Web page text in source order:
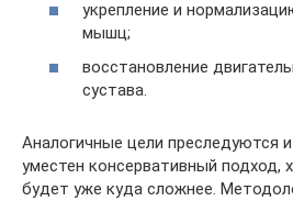
укрепление и
мышц;
восстановление
сустава.
Аналогичные цели преследуются
уместен консервативный подход,
будет уже куда сложнее.